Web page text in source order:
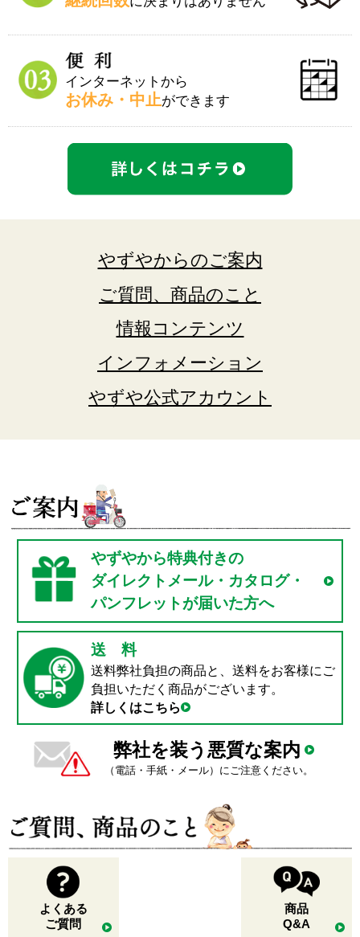
インターネットから
お休み・中止ができます
やずやからのご案内
ご質問、商品のこと
情報コンテンツ
インフォメーション
やずや公式アカウント
やずやから特典付きの
ダイレクトメール・カタログ・
パンフレットが届いた方へ
送 料
送料弊社負担の商品と、送料をお客様にご
負担いただく商品がございます。
詳しくはこちら
弊社を装う悪質な案内
（電話・手紙・メール）にご注意ください。
よくある
ご質問
商品
Q&A